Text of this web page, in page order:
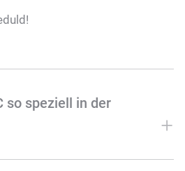
so speziell in der